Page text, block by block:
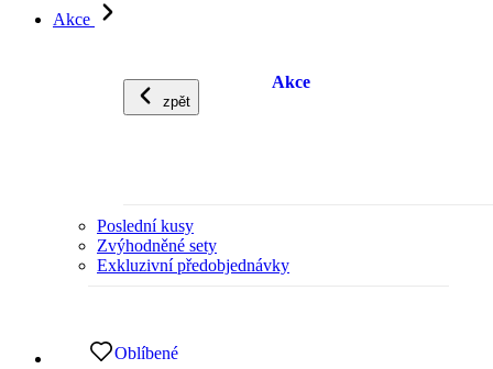
Akce
zpět
Akce
Poslední kusy
Zvýhodněné sety
Exkluzivní předobjednávky
Oblíbené